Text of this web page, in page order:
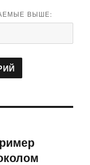
ВЫШЕ: